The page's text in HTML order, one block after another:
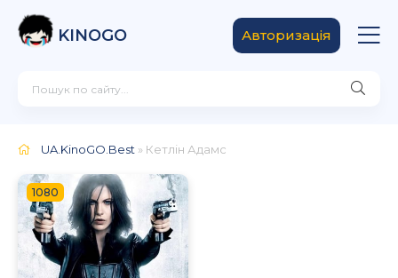
KINOGO Авторизація
UA.KinoGO.Best » Кетлін Адамс
1080